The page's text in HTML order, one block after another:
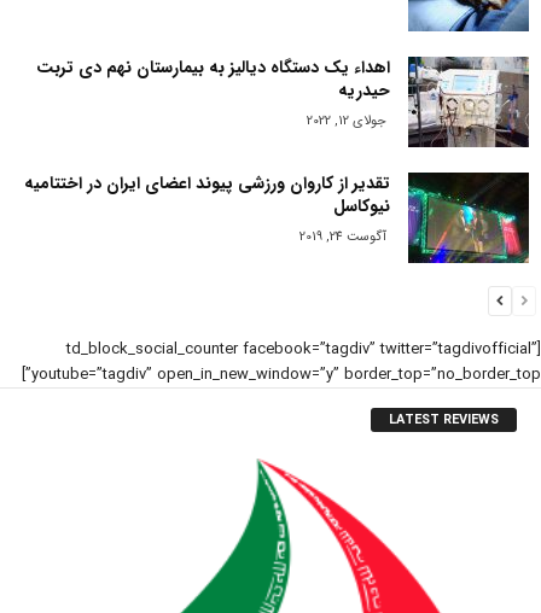
اهداء یک دستگاه دیالیز به بیمارستان نهم دی تربت
حیدریه
جولای 12, 2022
تقدیر از کاروان ورزشی پیوند اعضای ایران در اختتامیه
نیوکاسل
آگوست 24, 2019
[td_block_social_counter facebook=”tagdiv” twitter=”tagdivofficial”
youtube=”tagdiv” open_in_new_window=”y” border_top=”no_border_top”]
LATEST REVIEWS